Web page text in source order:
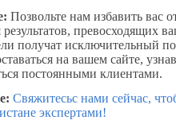
Позвольте нам избавить вас
результатов, превосходящих
получат исключительный
на вашем сайте,
постоянными клиентами.
Свяжитесьс нами сейчас,
экспертами!